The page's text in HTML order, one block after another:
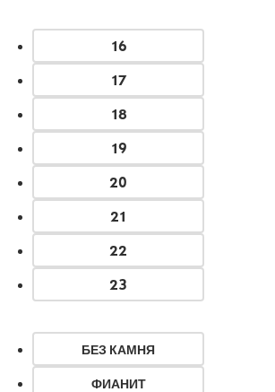
16
17
18
19
20
21
22
23
БЕЗ КАМНЯ
ФИАНИТ